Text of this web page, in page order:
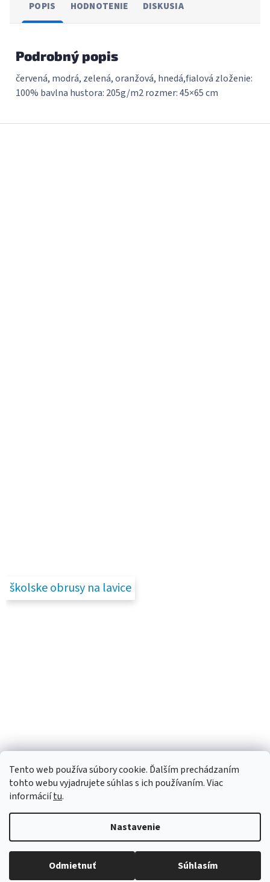
Tento web používa súbory cookie. Ďalším prechádzaním
tohto webu vyjadrujete súhlas s ich používaním. Viac
informáciítu.
Nastavenie
Odmietnuť Súhlasím
Robíme všetko pre to, aby sme vaše objednávky doručili
čo najskôr. Ospravedlňujeme sa za prípadné oneskorenie
POPIS HODNOTENIE DISKUSIA
Podrobný popis
červená, modrá, zelená, oranžová, hnedá,fialová zloženie:
100% bavlna hustora: 205g/m2 rozmer: 45×65 cm
školske obrusy na lavice
Vytvoril Shoptet
Copyright 2026Luana e-shop . Všetky práva vyhradené.